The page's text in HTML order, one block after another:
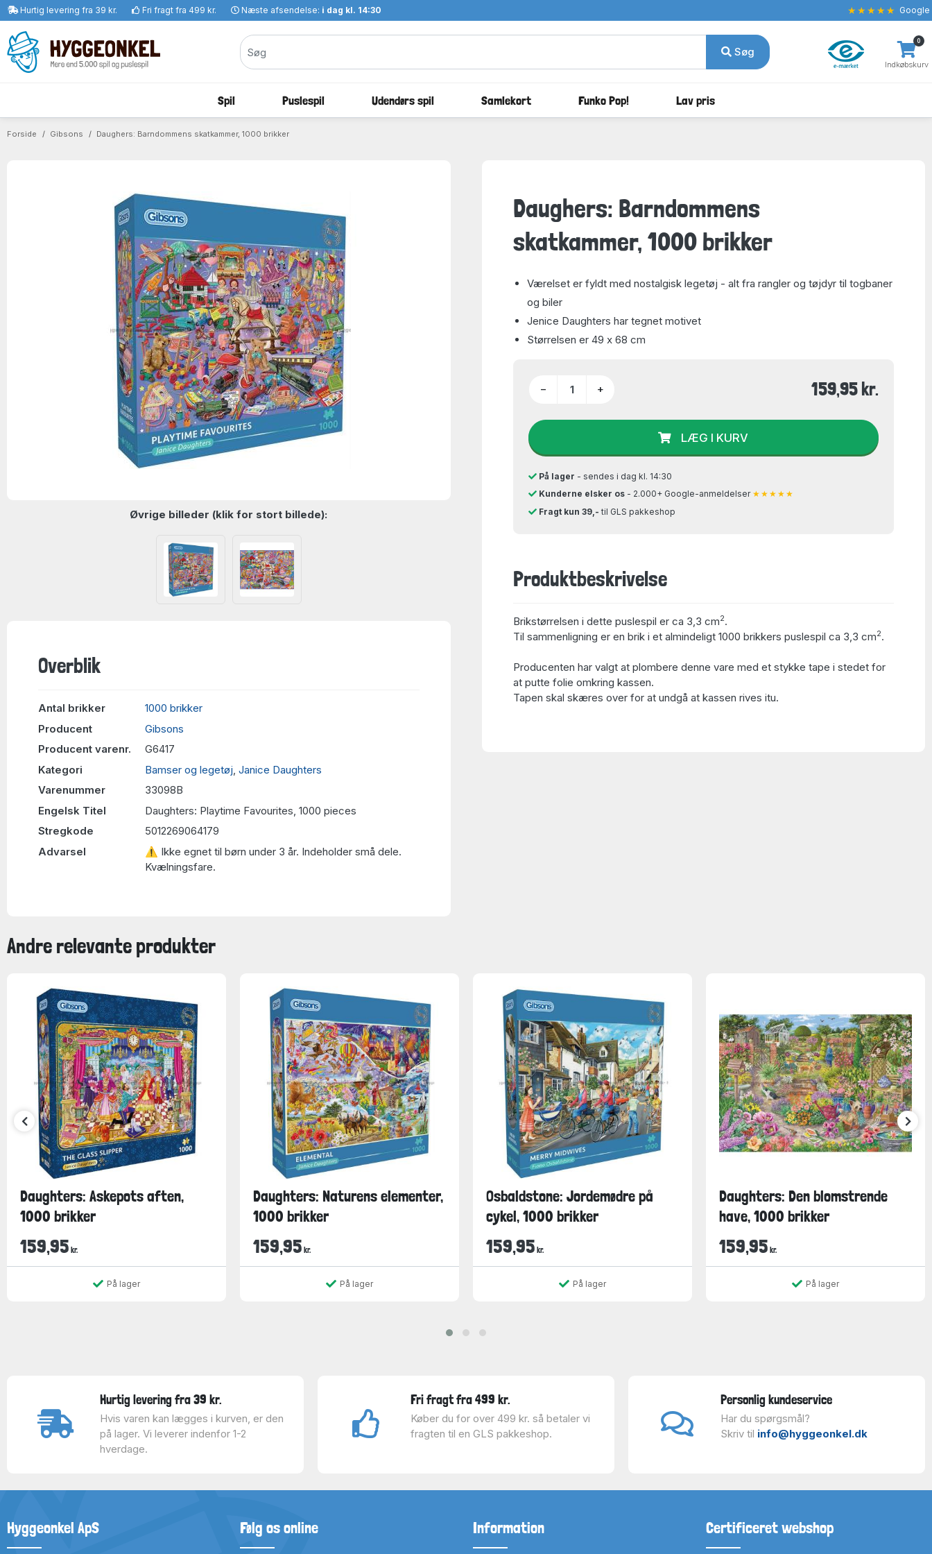
Hurtig levering fra 39 kr. Fri fragt fra 499 kr. Næste afsendelse: i dag kl. 14:30 ★★★★★ Google
Søg
Indkøbskurv
0
Spil Puslespil Udendørs spil Samlekort Funko Pop! Lav pris
Forside Gibsons Daughers: Barndommens skatkammer, 1000 brikker
Øvrige billeder (klik for stort billede):
Overblik
Antal brikker
1000 brikker
Producent
Gibsons
Producent varenr.
G6417
Kategori
Bamser og legetøj Janice Daughters
Varenummer
33098B
Engelsk Titel
Daughters: Playtime Favourites, 1000 pieces
Stregkode
5012269064179
Advarsel
⚠ Ikke egnet til børn under 3 år. Indeholder små dele.
Kvælningsfare.
Daughers: Barndommens
skatkammer, 1000 brikker
Værelset er fyldt med nostalgisk legetøj - alt fra rangler og tøjdyr til togbaner
og biler
Jenice Daughters har tegnet motivet
Størrelsen er 49 x 68 cm
− + 159,95 kr.
LÆG I KURV
På lager - sendes i dag kl. 14:30
Kunderne elsker os - 2.000+ Google-anmeldelser ★★★★★
Fragt kun 39,- til GLS pakkeshop
Produktbeskrivelse
Brikstørrelsen i dette puslespil er ca 3,3 cm2.
Til sammenligning er en brik i et almindeligt 1000 brikkers puslespil ca 3,3 cm2.
Producenten har valgt at plombere denne vare med et stykke tape i stedet for
at putte folie omkring kassen.
Tapen skal skæres over for at undgå at kassen rives itu.
Andre relevante produkter
Daughters: Askepots aften,
1000 brikker
159,95 kr.
På lager
Daughters: Naturens elementer,
1000 brikker
159,95 kr.
På lager
Osbaldstone: Jordemødre på
cykel, 1000 brikker
159,95 kr.
På lager
Daughters: Den blomstrende
have, 1000 brikker
159,95 kr.
På lager
Hurtig levering fra 39 kr.
Hvis varen kan lægges i kurven, er den
på lager. Vi leverer indenfor 1-2
hverdage.
Fri fragt fra 499 kr.
Køber du for over 499 kr. så betaler vi
fragten til en GLS pakkeshop.
Personlig kundeservice
Har du spørgsmål?
Skriv til info@hyggeonkel.dk
Hyggeonkel ApS Følg os online Information Certificeret webshop